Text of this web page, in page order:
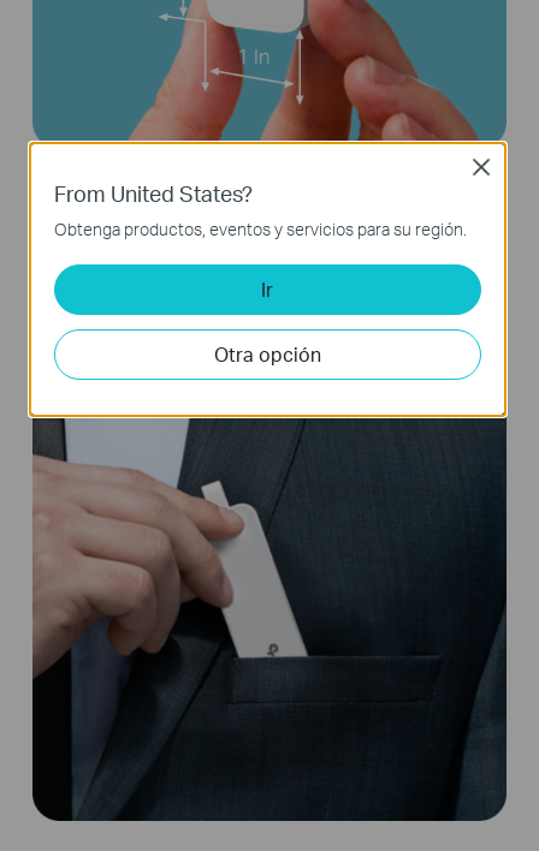
1 In
Compacto y Portátil para Llevar
From United States?
Obtenga productos, eventos y servicios para su región.
Ir
Otra opción
Close